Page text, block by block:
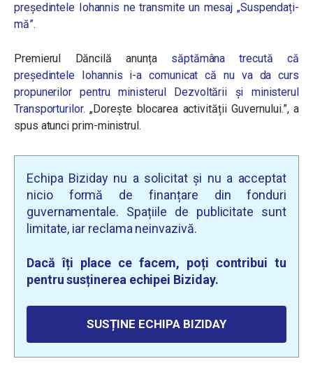
președintele Iohannis ne transmite un mesaj „Suspendați-
mă”.
Premierul Dăncilă anunța
săptămâna trecută că
președintele Iohannis i-a comunicat că nu va da curs
propunerilor pentru ministerul Dezvoltării și ministerul
Transporturilor. „Dorește blocarea activității Guvernului.”, a
spus atunci prim-ministrul.
Echipa Biziday nu a solicitat și nu a acceptat
nicio formă de finanțare din fonduri
guvernamentale. Spațiile de publicitate sunt
limitate, iar reclama neinvazivă.
Dacă îți place ce facem, poți contribui tu
pentru susținerea echipei Biziday.
SUSȚINE ECHIPA BIZIDAY